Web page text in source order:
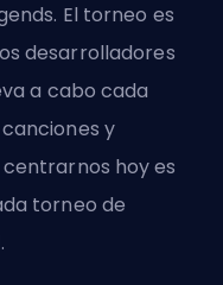
El torneo es
desarrolladores
a cabo cada
y
hoy es
torneo de